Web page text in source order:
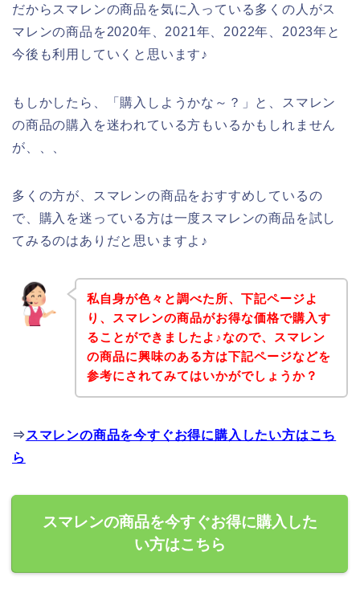
だからスマレンの商品を気に入っている多くの人がス
マレンの商品を2020年、2021年、2022年、2023年と
今後も利用していくと思います♪
もしかしたら、「購入しようかな～？」と、スマレン
の商品の購入を迷われている方もいるかもしれません
が、、、
多くの方が、スマレンの商品をおすすめしているの
で、購入を迷っている方は一度スマレンの商品を試し
てみるのはありだと思いますよ♪
私自身が色々と調べた所、下記ページよ
り、スマレンの商品がお得な価格で購入す
ることができましたよ♪なので、スマレン
の商品に興味のある方は下記ページなどを
参考にされてみてはいかがでしょうか？
⇒ スマレンの商品を今すぐお得に購入したい方はこち
ら
スマレンの商品を今すぐお得に購入した
い方はこちら